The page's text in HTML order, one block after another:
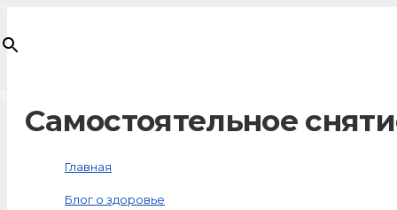
Самостоятельное
Главная
Блог о здоровье